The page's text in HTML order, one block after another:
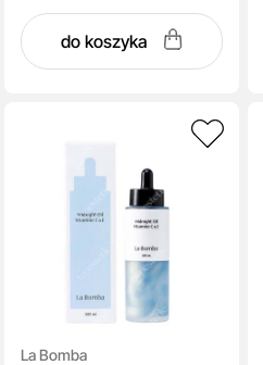
do koszyka
La Bomba